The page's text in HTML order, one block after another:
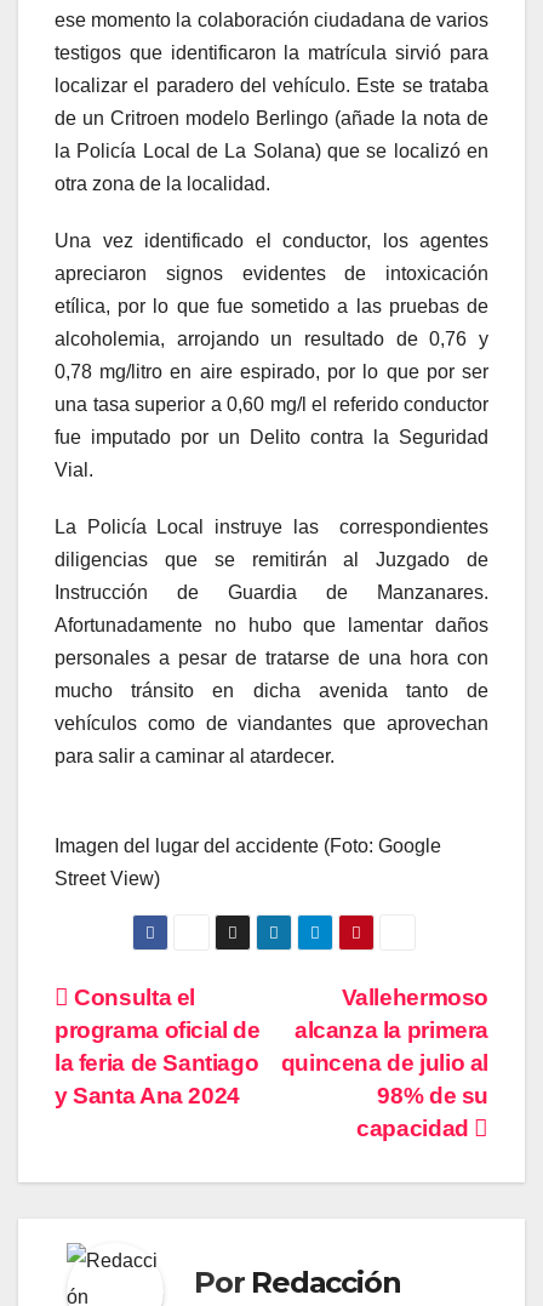
ese momento la colaboración ciudadana de varios
testigos que identificaron la matrícula sirvió para
localizar el paradero del vehículo. Este se trataba
de un Critroen modelo Berlingo (añade la nota de
la Policía Local de La Solana) que se localizó en
otra zona de la localidad.
Una vez identificado el conductor, los agentes
apreciaron signos evidentes de intoxicación
etílica, por lo que fue sometido a las pruebas de
alcoholemia, arrojando un resultado de 0,76 y
0,78 mg/litro en aire espirado, por lo que por ser
una tasa superior a 0,60 mg/l el referido conductor
fue imputado por un Delito contra la Seguridad
Vial.
La Policía Local instruye las correspondientes
diligencias que se remitirán al Juzgado de
Instrucción de Guardia de Manzanares.
Afortunadamente no hubo que lamentar daños
personales a pesar de tratarse de una hora con
mucho tránsito en dicha avenida tanto de
vehículos como de viandantes que aprovechan
para salir a caminar al atardecer.
Imagen del lugar del accidente (Foto: Google
Street View)
Navegación
de
entradas
Vallehermoso
alcanza la primera
quincena de julio al
98% de su
capacidad
Consulta el
programa oficial de
la feria de Santiago
y Santa Ana 2024
Por Redacción